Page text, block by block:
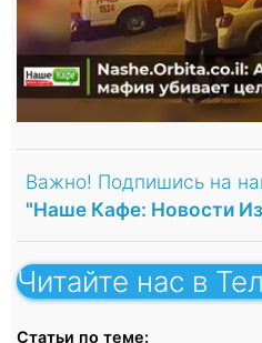
Важно! Подпишись на
"Наше Кафе: Новости
Читайте нас в
Статьи по теме: